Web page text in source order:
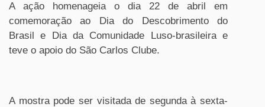
A ação homenageia o dia 22 de abril em
comemoração ao Dia do Descobrimento do
Brasil e Dia da Comunidade Luso-brasileira e
teve o apoio do São Carlos Clube.
A mostra pode ser visitada de segunda à sexta-